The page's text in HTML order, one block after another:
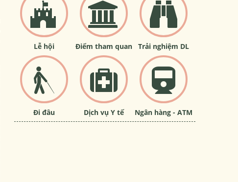
Lễ hội Điểm tham quan Trải nghiệm DL
Đi đâu Dịch vụ Y tế Ngân hàng - ATM